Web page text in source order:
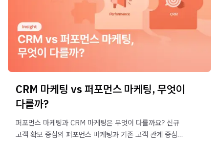
CRM 마케팅 vs 퍼포먼스 마케팅, 무엇이
다를까?
퍼포먼스 마케팅과 CRM 마케팅은 무엇이 다를까요? 신규
고객 확보 중심의 퍼포먼스 마케팅과 기존 고객 관계 중심의